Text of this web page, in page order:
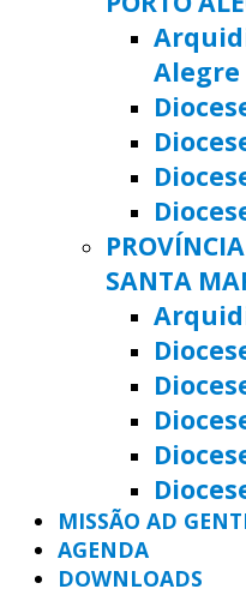
Alegre
SANTA
MISSÃO AD
AGENDA
DOWNLOADS